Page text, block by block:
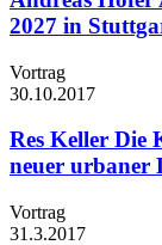
2027 in
Vortrag
30.10.2017
Res Keller Die
neuer urbaner
Vortrag
31.3.2017